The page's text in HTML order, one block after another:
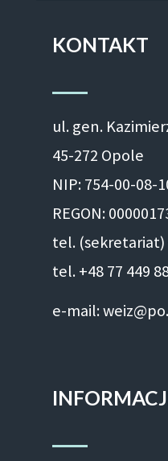
KONTAKT
ul. gen.
45-272 Opole
NIP: 754-00-08-
REGON:
tel. (sekretariat)
tel. +48 77 449
e-mail: